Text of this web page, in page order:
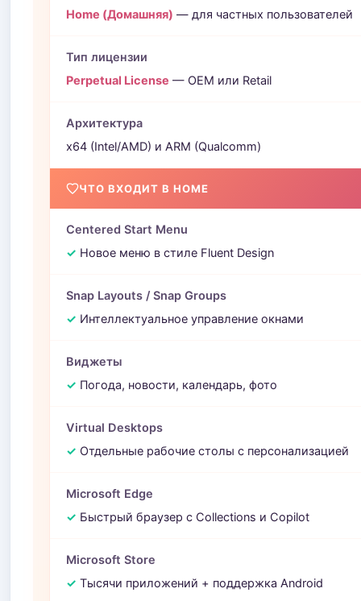
Home (Домашняя) — для частных пользователей
Тип лицензии
Perpetual License — OEM или Retail
Архитектура
x64 (Intel/AMD) и ARM (Qualcomm)
ЧТО ВХОДИТ В HOME
Centered Start Menu
✓ Новое меню в стиле Fluent Design
Snap Layouts / Snap Groups
✓ Интеллектуальное управление окнами
Виджеты
✓ Погода, новости, календарь, фото
Virtual Desktops
✓ Отдельные рабочие столы с персонализацией
Microsoft Edge
✓ Быстрый браузер с Collections и Copilot
Microsoft Store
✓ Тысячи приложений + поддержка Android